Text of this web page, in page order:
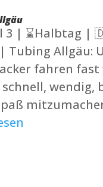
3 | ⌛Halbtag |
Tubing Allgäu:
fahren fast
schnell, wendig,